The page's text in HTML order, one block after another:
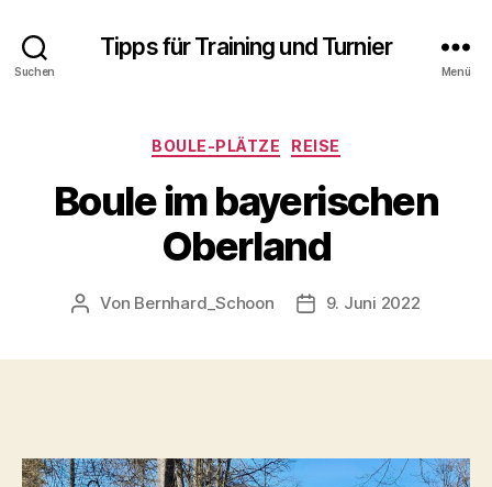
Suchen
Tipps für Training und Turnier
Menü
Kategorien
BOULE-PLÄTZE REISE
Boule im bayerischen
Oberland
Beitragsautor
Von Bernhard_Schoon 9. Juni 2022